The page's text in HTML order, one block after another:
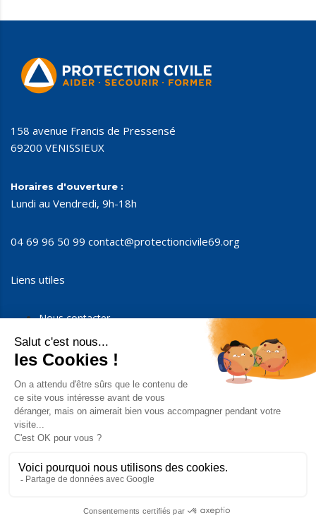
158 avenue Francis de Pressensé
69200 VENISSIEUX
Horaires d'ouverture :
Lundi au Vendredi, 9h-18h
04 69 96 50 99 contact@protectioncivile69.org
Liens utiles
Nous contacter
Nous soutenir
Devenir partenaires
Espace membres
Mentions légales
Confidentialité